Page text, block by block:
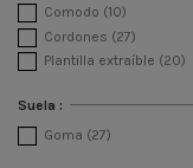
Comodo (10)
Cordones (27)
Plantilla extraíble (20)
Suela :
Goma (27)